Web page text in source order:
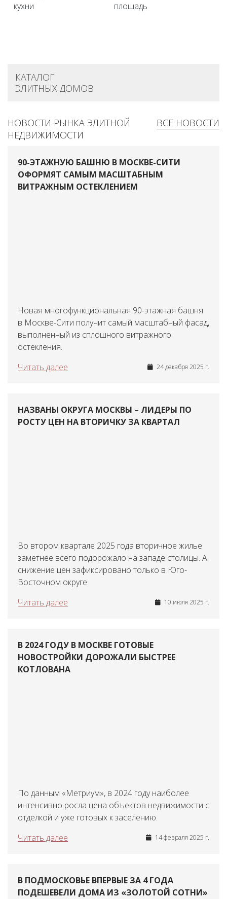
кухни
площадь
КАТАЛОГ
ЭЛИТНЫХ ДОМОВ
ВСЕ НОВОСТИ
НОВОСТИ РЫНКА ЭЛИТНОЙ
НЕДВИЖИМОСТИ
90-ЭТАЖНУЮ БАШНЮ В МОСКВЕ-СИТИ
ОФОРМЯТ САМЫМ МАСШТАБНЫМ
ВИТРАЖНЫМ ОСТЕКЛЕНИЕМ
Новая многофункциональная 90-этажная башня
в Москве-Сити получит самый масштабный фасад,
выполненный из сплошного витражного
остекления.
Читать далее
24 декабря 2025 г.
НАЗВАНЫ ОКРУГА МОСКВЫ – ЛИДЕРЫ ПО
РОСТУ ЦЕН НА ВТОРИЧКУ ЗА КВАРТАЛ
Во втором квартале 2025 года вторичное жилье
заметнее всего подорожало на западе столицы. А
снижение цен зафиксировано только в Юго-
Восточном округе.
Читать далее
10 июля 2025 г.
В 2024 ГОДУ В МОСКВЕ ГОТОВЫЕ
НОВОСТРОЙКИ ДОРОЖАЛИ БЫСТРЕЕ
КОТЛОВАНА
По данным «Метриум», в 2024 году наиболее
интенсивно росла цена объектов недвижимости с
отделкой и уже готовых к заселению.
Читать далее
14 февраля 2025 г.
В ПОДМОСКОВЬЕ ВПЕРВЫЕ ЗА 4 ГОДА
ПОДЕШЕВЕЛИ ДОМА ИЗ «ЗОЛОТОЙ СОТНИ»